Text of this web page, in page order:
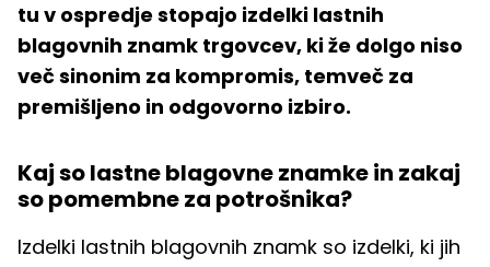
tu v ospredje stopajo izdelki lastnih
blagovnih znamk trgovcev, ki že dolgo niso
več sinonim za kompromis, temveč za
premišljeno in odgovorno izbiro.
Kaj so lastne blagovne znamke in zakaj
so pomembne za potrošnika?
Izdelki lastnih blagovnih znamk so izdelki, ki jih